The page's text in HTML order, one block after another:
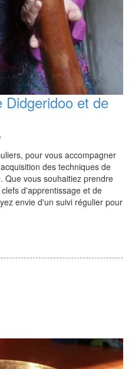
et de
pour vous accompagner
des techniques de
Que vous souhaitiez prendre
d'apprentissage et de
envie d'un suivi régulier pour